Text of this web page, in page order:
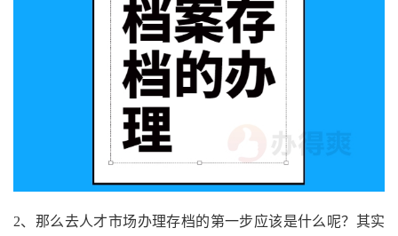
2、那么去人才市场办理存档的第一步应该是什么呢？其实